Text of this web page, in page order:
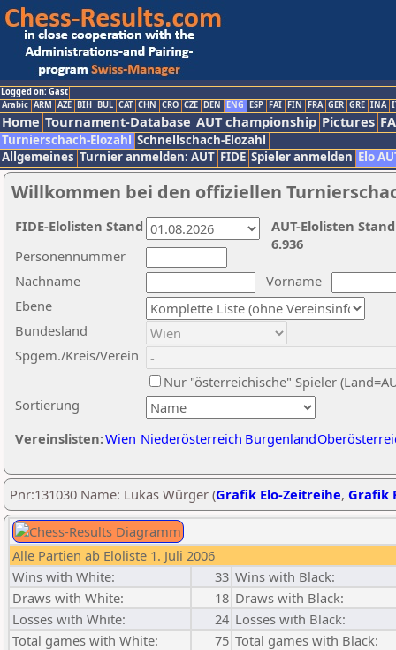
Logged on: Gast
Arabic ARM AZE BIH BUL CAT CHN CRO CZE DEN ENG ESP FAI FIN FRA GER GRE INA
Home Tournament-Database AUT championship Pictures
Turnierschach-Elozahl Schnellschach-Elozahl
Allgemeines Turnier anmelden: AUT FIDE Spieler anmelden Elo
Willkommen bei den offiziellen
Nachname
Vorname
Ebene
Sortierung
Personennummer
Bundesland
Spgem./Kreis/Verein
Nur "österreichische" Spieler
Vereinslisten:Wien Niederösterreich Burgenland
AUT-Elolisten
6.936
FIDE-Elolisten Stand
Pnr:131030 Name: Lukas Würger (Grafik Elo-Zeitreihe, Grafik
Alle Partien ab Eloliste 1. Juli 2006
Wins with White:
33 Wins with Black:
Draws with White:
18 Draws with Black:
Losses with White:
24 Losses with Black:
Total games with White:
75 Total games with Black: